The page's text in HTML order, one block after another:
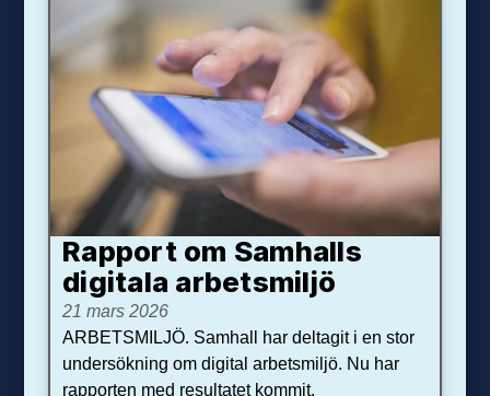
Rapport om Samhalls
digitala arbetsmiljö
21 mars 2026
ARBETSMILJÖ. Samhall har deltagit i en stor
undersökning om digital arbetsmiljö. Nu har
rapporten med resultatet kommit.